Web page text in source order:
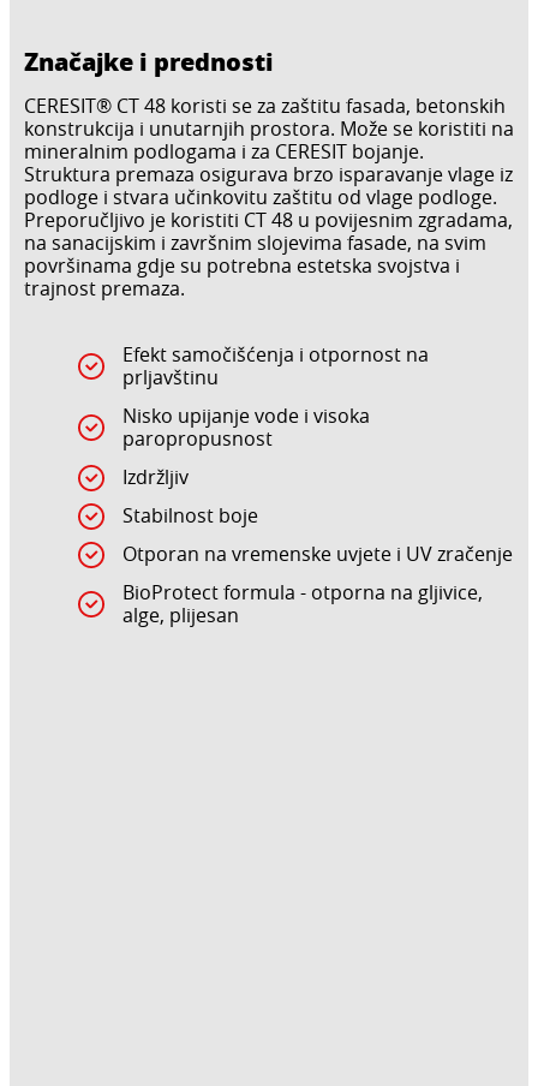
Značajke i prednosti
CERESIT® CT 48 koristi se za zaštitu fasada, betonskih
konstrukcija i unutarnjih prostora. Može se koristiti na
mineralnim podlogama i za CERESIT bojanje.
Struktura premaza osigurava brzo isparavanje vlage iz
podloge i stvara učinkovitu zaštitu od vlage podloge.
Preporučljivo je koristiti CT 48 u povijesnim zgradama,
na sanacijskim i završnim slojevima fasade, na svim
površinama gdje su potrebna estetska svojstva i
trajnost premaza.
Efekt samočišćenja i otpornost na
prljavštinu
Nisko upijanje vode i visoka
paropropusnost
Izdržljiv
Stabilnost boje
Otporan na vremenske uvjete i UV zračenje
BioProtect formula - otporna na gljivice,
alge, plijesan